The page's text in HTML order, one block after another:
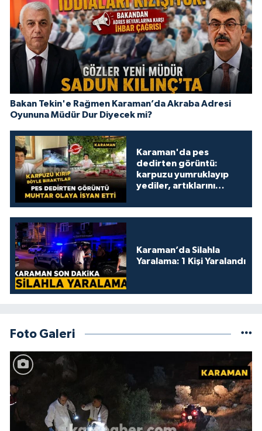
Bakan Tekin'e Rağmen Karaman’da Akraba Adresi
Oyununa Müdür Dur Diyecek mi?
Karaman'da pes
dedirten görüntü:
karpuzu yumruklayıp
yediler, artıklarını
Karaman’da Silahla
Yaralama: 1 Kişi Yaralandı
Foto Galeri